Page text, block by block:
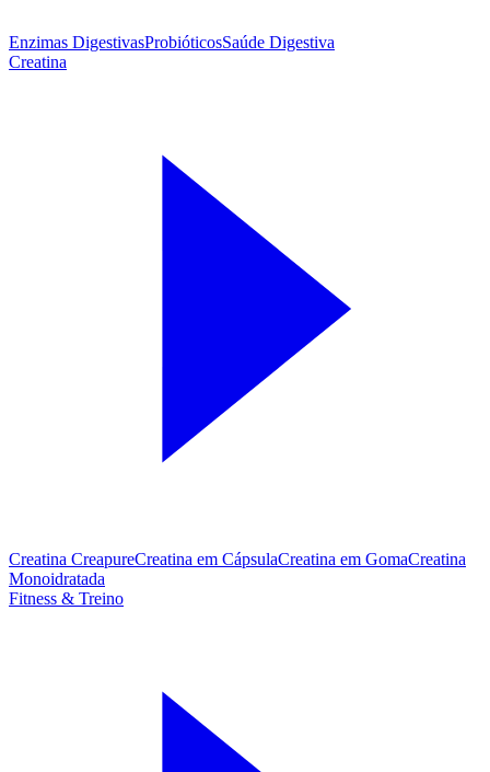
Enzimas DigestivasProbióticosSaúde Digestiva
Creatina
Creatina CreapureCreatina em CápsulaCreatina em GomaCreatina
Monoidratada
Fitness & Treino